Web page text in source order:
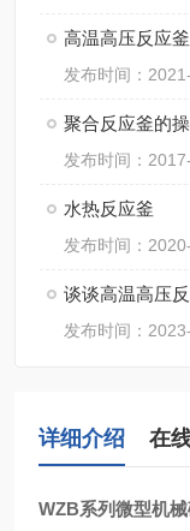
高温高压反应
发布时间：
聚合反应釜的
发布时间：
水热反应釜
发布时间：
谈谈高温高压
发布时间：
详细介绍 在
WZB系列微型机